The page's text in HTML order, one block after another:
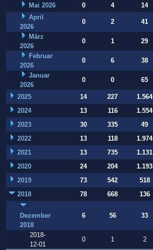
Mai 2026 0 4 14
April
2026
0 2 41
März
2026
0 1 29
Februar
2026
0 6 38
Januar
2026
0 0 65
2025 14 227 1.564
2024
13 116 1.554
2023
30 335 49
2022
13 118 1.974
2021
13 735 1.131
2020
24 204 1.193
2019
73 542 518
2018
78 668 136
Dezember
2018
6 56 33
2018-
12-01
0 1 2